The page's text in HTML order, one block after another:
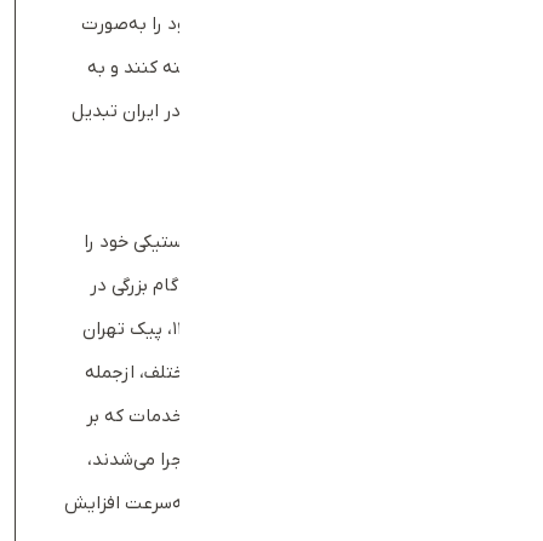
نوع رشد به آن‌ها امکان داد تا عملیات خود را به‌صورت
مداوم و متناسب با نیازهای مشتریان بهینه کنند و به
یکی از استارتاپ‌های موفق و مشتری‌محور در ایران تبدیل
استارتاپ تعارف در سال ۱۳۹۶ فعالیت لجستیکی خود را
آغاز کرد و با ارائه خدمات به فروشگاه‌ها، گام بزرگی در
توسعه عملیات خود برداشت. در سال ۱۳۹۷، پیک تهران
تعارف راه‌اندازی شد و به فروشگاه‌های مختلف، ازجمله
داروکده، خدمات لجستیکی ارائه داد. این خدمات که بر
اساس یک پلتفرم پیشرفته برنامه‌ریزی و اجرا می‌شدند،
باعث شد تعداد مشتریان این استارتاپ به‌سرعت افزایش